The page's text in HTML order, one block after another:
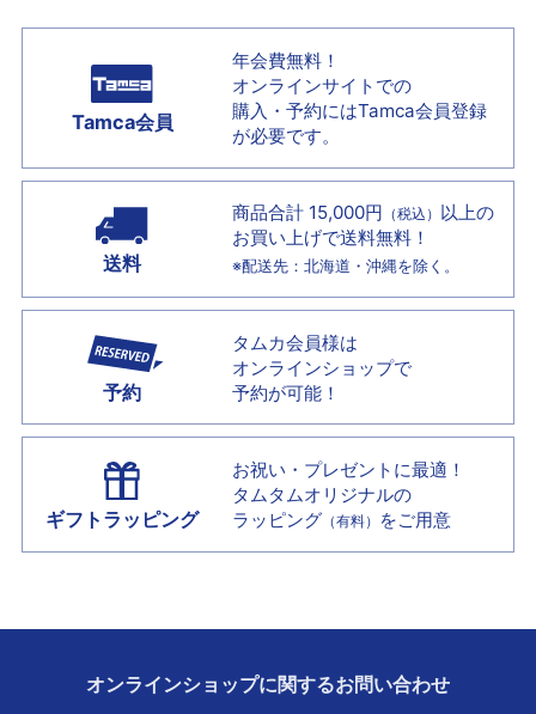
Tamca会員
年会費無料！
オンラインサイトでの
購入・予約にはTamca会員登録
が必要です。
送料
商品合計 15,000円 （税込） 以上の
お買い上げで送料無料！
※配送先：北海道・沖縄を除く。
予約
タムカ会員様は
オンラインショップで
予約が可能！
ギフトラッピング
お祝い・プレゼントに最適！
タムタムオリジナルの
ラッピング （有料） をご用意
オンラインショップに関するお問い合わせ